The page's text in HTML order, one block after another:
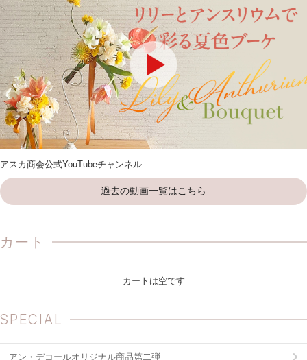
アスカ商会公式YouTubeチャンネル
過去の動画一覧はこちら
カート
カートは空です
SPECIAL
アン・デコールオリジナル商品第二弾